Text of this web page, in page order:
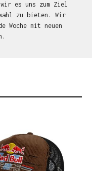
wir es uns zum Ziel
zu bieten. Wir
Woche mit neuen